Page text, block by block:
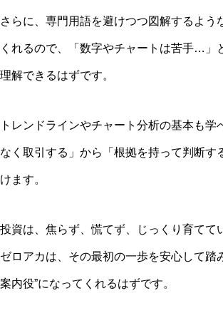
さらに、専門用語を避けつつ図解するよう
くれるので、「数字やチャートは苦手…」
理解できるはずです。
トレンドラインやチャート分析の基本も学
なく取引する」から「根拠を持って判断す
けます。
投資は、焦らず、慌てず、じっくり育てて
ゼロアカは、その最初の一歩を安心して踏
案内役”になってくれるはずです。